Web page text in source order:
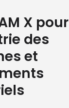
X pour
des
et